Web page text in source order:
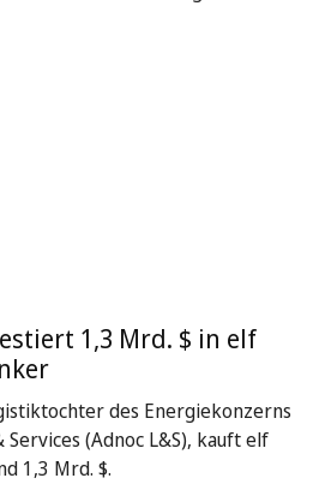
1,3 Mrd. $ in elf
des Energiekonzerns
Services (Adnoc L&S), kauft elf
1,3 Mrd. $.